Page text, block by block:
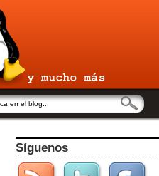
Síguenos